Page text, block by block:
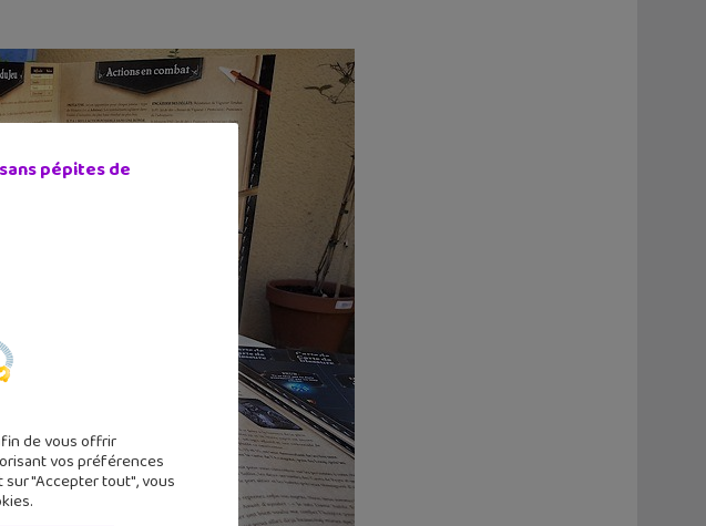
pépites de
de vous offrir
vos préférences
"Accepter tout", vous